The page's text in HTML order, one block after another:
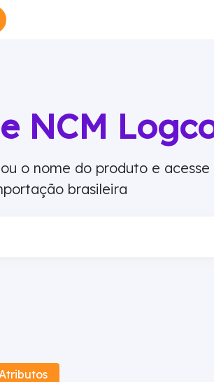
NCM
o nome do produto e acesse
brasileira
Atributos